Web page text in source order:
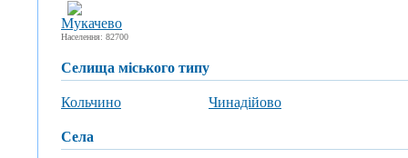
Мукачево
Населення: 82700
селища міського типу
Кольчино Чинадійово
села